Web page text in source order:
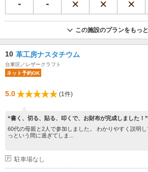
この施設のプランをもっ
10 革工房ナスタチウム
台東区／レザークラフト
ネット予約OK
5.0 (1件)
“書く、切る、貼る、叩くで、お財布が完成しました！”
60代の母親と2人で参加しました。 わかりやすく説明
っという間に過ぎてしま...
駐車場なし